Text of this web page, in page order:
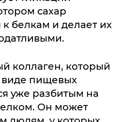
сахар
белкам и делает их
коллаген, который
виде пищевых
уже разбитым на
Он может